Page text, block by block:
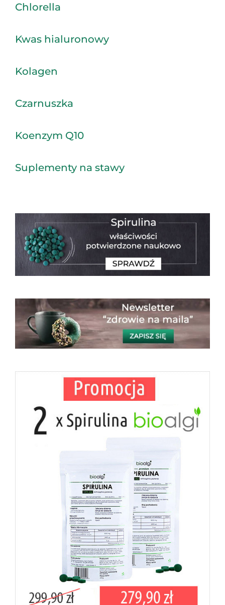
Chlorella
Kwas hialuronowy
Kolagen
Czarnuszka
Koenzym Q10
Suplementy na stawy